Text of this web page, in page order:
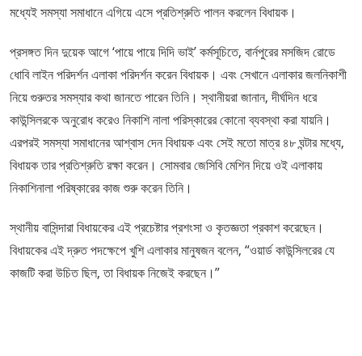
মধ্যেই সমস্যা সমাধানে এগিয়ে এসে প্রতিশ্রুতি পালন করলেন বিধায়ক।
প্রসঙ্গত দিন দুয়েক আগে ‘পায়ে পায়ে দিদি ভাই’ কর্মসূচিতে, বার্নপুরের মসজিদ রোডে
ধোবি লাইন পরিদর্শন এলাকা পরিদর্শন করেন বিধায়ক। এবং সেখানে এলাকার জলনিকাশী
নিয়ে গুরুতর সমস্যার কথা জানতে পারেন তিনি। স্থানীয়রা জানান, দীর্ঘদিন ধরে
কাউন্সিলরকে অনুরোধ করেও নিকাশি নালা পরিস্কারের কোনো ব্যবস্থা করা যায়নি।
এরপরই সমস্যা সমাধানের আশ্বাস দেন বিধায়ক এবং সেই মতো মাত্র ৪৮ ঘন্টার মধ্যে,
বিধায়ক তার প্রতিশ্রুতি রক্ষা করেন। সোমবার জেসিবি মেশিন দিয়ে ওই এলাকায়
নিকাশিনালা পরিষ্কারের কাজ শুরু করেন তিনি।
স্থানীয় বাসিন্দারা বিধায়কের এই প্রচেষ্টার প্রশংসা ও কৃতজ্ঞতা প্রকাশ করেছেন।
বিধায়কের এই দ্রুত পদক্ষেপে খুশি এলাকার মানুষজন বলেন, “ওয়ার্ড কাউন্সিলরের যে
কাজটি করা উচিত ছিল, তা বিধায়ক নিজেই করছেন।”